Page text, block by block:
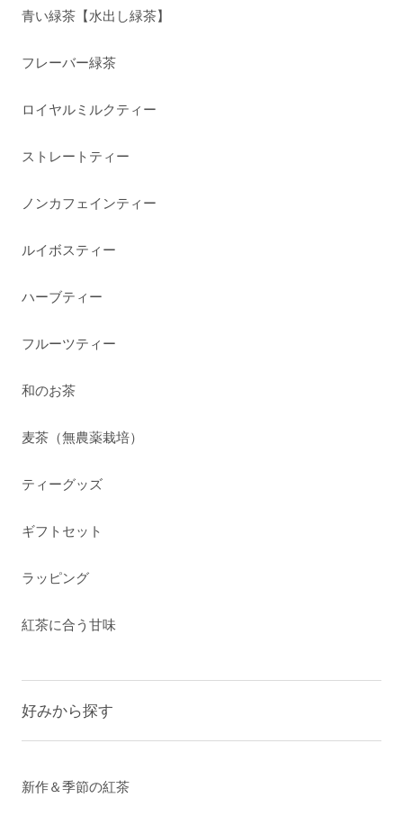
青い緑茶【水出し緑茶】
フレーバー緑茶
ロイヤルミルクティー
ストレートティー
ノンカフェインティー
ルイボスティー
ハーブティー
フルーツティー
和のお茶
麦茶（無農薬栽培）
ティーグッズ
ギフトセット
ラッピング
紅茶に合う甘味
好みから探す
新作＆季節の紅茶